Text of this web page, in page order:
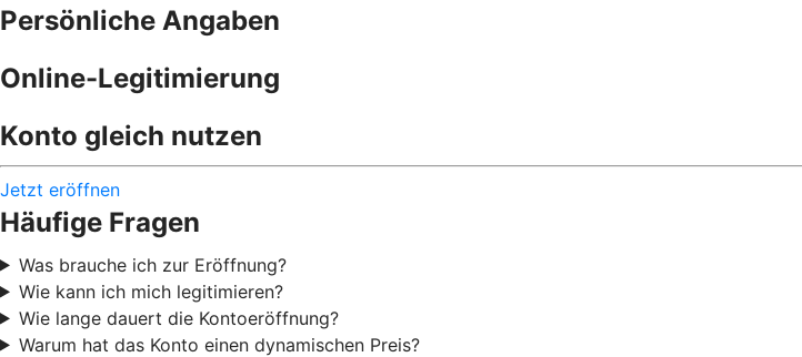
Persönliche Angaben
Online-Legitimierung
Konto gleich nutzen
Jetzt eröffnen
Häufige Fragen
Was brauche ich zur Eröffnung?
Wie kann ich mich legitimieren?
Wie lange dauert die Kontoeröffnung?
Warum hat das Konto einen dynamischen Preis?